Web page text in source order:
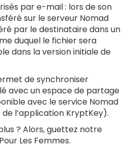
par e-mail: lors de son
sur le serveur Nomad
par le destinataire dans un
duquel le fichier sera
dans la version initiale de
de synchroniser
avec un espace de partage
avec le service Nomad
l’application KryptKey).
? Alors, guettez notre
Les Femmes.